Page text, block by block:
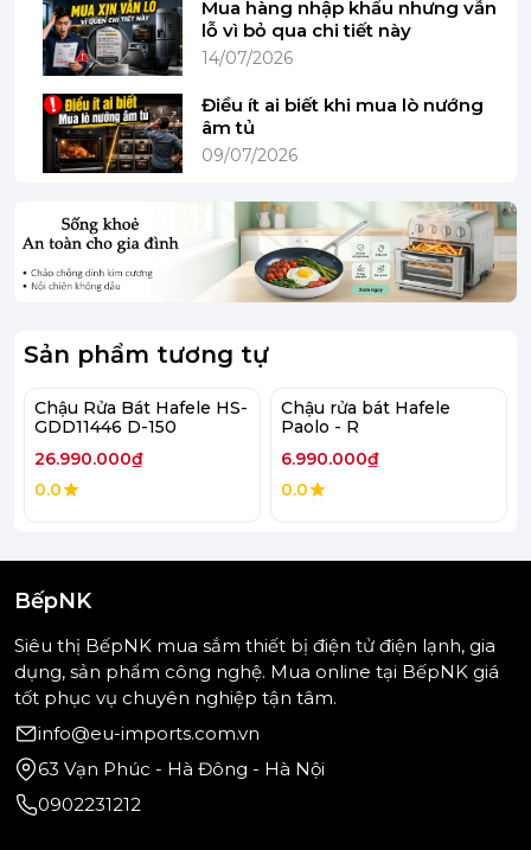
Hình ảnh chỉ mang tính chất minh hoạ
Model:HS-SD7744 – 567.23.020
Thương hiệu:
Chất liệu:Thép không gỉ (Inox)
Kiểu chậu:2 hố rửa
Kích thước chậu: 770 x 440 mm
Kích thước mỗi bồn:
Mua hàng nhập khẩu nhưng vẫn
lỗ vì bỏ qua chi tiết này
14/07/2026
Điều ít ai biết khi mua lò nướng
âm tủ
09/07/2026
Sản phẩm tương tự
Chậu Rửa Bát Hafele HS-
GDD11446 D-150
26.990.000₫
0.0
Chậu rửa bát Hafele
Paolo - R
6.990.000₫
0.0
BếpNK
Siêu thị BếpNK mua sắm thiết bị điện tử điện lạnh, gia
dụng, sản phẩm công nghệ. Mua online tại BếpNK giá
tốt phục vụ chuyên nghiệp tận tâm.
info@eu-imports.com.vn
63 Vạn Phúc - Hà Đông - Hà Nội
0902231212